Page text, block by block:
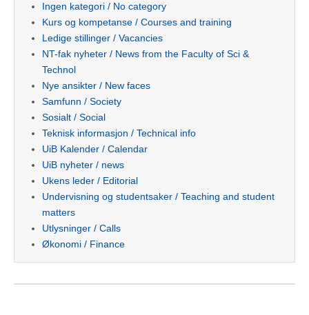
Ingen kategori / No category
Kurs og kompetanse / Courses and training
Ledige stillinger / Vacancies
NT-fak nyheter / News from the Faculty of Sci &
Technol
Nye ansikter / New faces
Samfunn / Society
Sosialt / Social
Teknisk informasjon / Technical info
UiB Kalender / Calendar
UiB nyheter / news
Ukens leder / Editorial
Undervisning og studentsaker / Teaching and student
matters
Utlysninger / Calls
Økonomi / Finance